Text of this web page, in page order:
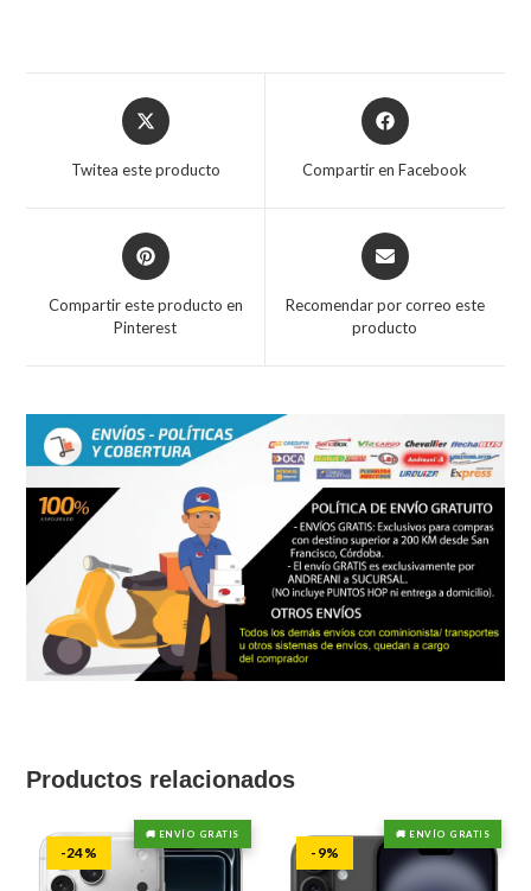
Opens
in
Twitea este producto
Opens
in
Compartir en Facebook
Opens
in
new
Compartir este producto en
Pinterest
Opens
in
new
Recomendar por correo este
producto
Productos relacionados
🚚 ENVÍO GRATIS
-24%
🚚 ENVÍO GRATIS
-9%